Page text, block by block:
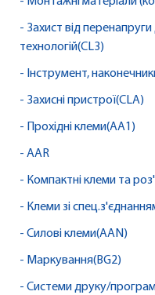
- Захист від
технологій(CL3)
- Інструмент,
- Захисні пристрої(CLA)
- Прохідні клеми(AA1)
- AAR
- Компактні клеми та
- Клеми зі
- Силові клеми(AAN)
- Маркування(BG2)
- Системи друку/